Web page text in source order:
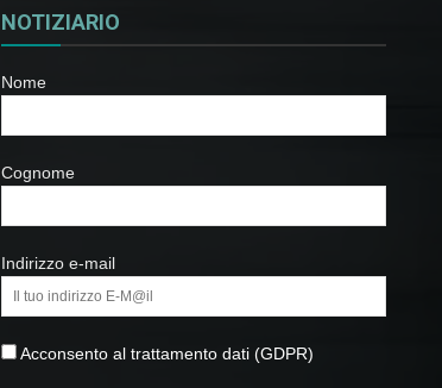
NOTIZIARIO
Nome
Cognome
Indirizzo e-mail
Acconsento al trattamento dati (GDPR)